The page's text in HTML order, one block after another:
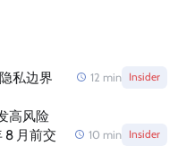
私边界 12 min Insider
高风险
月前交
10 min Insider